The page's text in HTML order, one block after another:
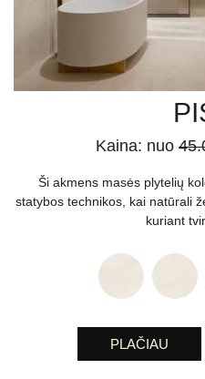
Kaina: nuo
Ši akmens masės plytelių
statybos technikos, kai natūrali
kuriant
PLAČIAU